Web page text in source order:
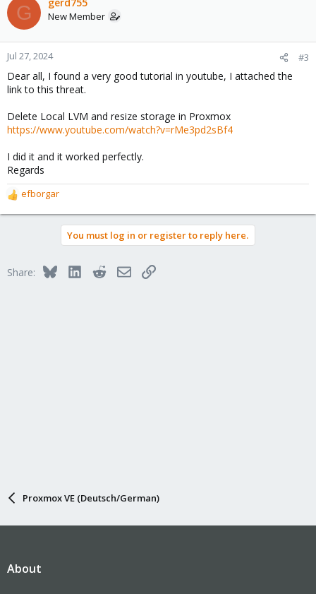
G New Member
Jul 27, 2024 #3
Dear all, I found a very good tutorial in youtube, I attached the
link to this threat.
Delete Local LVM and resize storage in Proxmox
https://www.youtube.com/watch?v=rMe3pd2sBf4
I did it and it worked perfectly.
Regards
R
e
o
efborgar
You must log in or register to reply here.
Share: BlueskyLinkedInRedditEmailLink
Proxmox VE (Deutsch/German)
About